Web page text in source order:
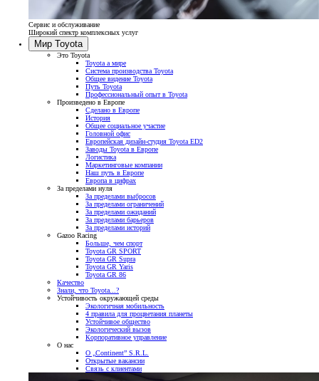
Сервис и обслуживание
Широкий спектр комплексных услуг
Мир Toyota
Это Toyota
Toyota а мире
Система производства Toyota
Общее видение Toyota
Путь Toyota
Профессиональный опыт в Toyota
Произведено в Европе
Сделано в Европе
История
Общее социальное участие
Головной офис
Европейская дизайн-студия Toyota ED2
Заводы Toyota в Европе
Логистика
Маркетинговые компании
Наш путь в Европе
Европа в цифрах
За пределами нуля
За пределами выбросов
За пределами ограничений
За пределами ожиданий
За пределами барьеров
За пределами историй
Gazoo Racing
Больше, чем спорт
Toyota GR SPORT
Toyota GR Supra
Toyota GR Yaris
Toyota GR 86
Качество
Знали, что Toyota...?
Устойчивость окружающей среды
Экологичная мобильность
4 правила для процветания планеты
Устойчивое общество
Экологический вызов
Корпоративное управление
О нас
О „Continent” S.R.L.
Открытые вакансии
Связь с клиентами